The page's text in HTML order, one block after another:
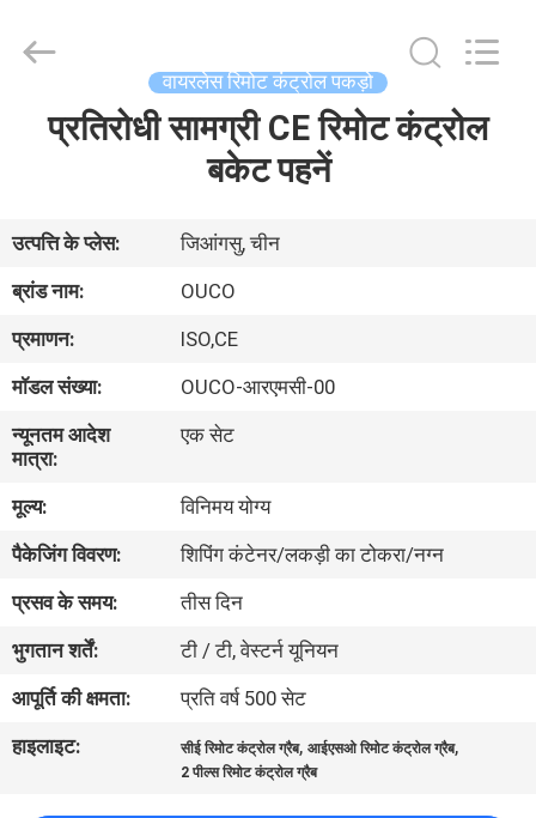
वीडियो
वी.आर.
शो
हमारे
बारे
में
कारखाने
का
GROUP
Reserved.
वायरलेस रिमोट कंट्रोल पकड़ो
प्रतिरोधी सामग्री CE रिमोट कंट्रोल
बकेट पहनें
उत्पत्ति के प्लेस:
जिआंगसु, चीन
ब्रांड नाम:
OUCO
प्रमाणन:
ISO,CE
मॉडल संख्या:
OUCO-आरएमसी-00
न्यूनतम आदेश
मात्रा:
एक सेट
मूल्य:
विनिमय योग्य
पैकेजिंग विवरण:
शिपिंग कंटेनर/लकड़ी का टोकरा/नग्न
प्रसव के समय:
तीस दिन
भुगतान शर्तें:
टी / टी, वेस्टर्न यूनियन
आपूर्ति की क्षमता:
प्रति वर्ष 500 सेट
हाइलाइट:
सीई रिमोट कंट्रोल ग्रैब,आईएसओ रिमोट कंट्रोल ग्रैब,
2 पील्स रिमोट कंट्रोल ग्रैब